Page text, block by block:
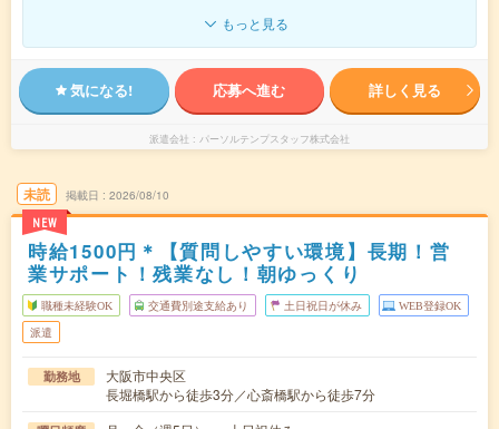
もっと見る
気になる! 応募へ進む 詳しく見る
派遣会社 パーソルテンプスタッフ株式会社
未読
NEW
掲載日 2026/08/10
時給1500円＊【質問しやすい環境】長期！営
業サポート！残業なし！朝ゆっくり
職種未経験OK 交通費別途支給あり 土日祝日が休み WEB登録OK
派遣
勤務地
大阪市中央区
長堀橋駅から徒歩3分／心斎橋駅から徒歩7分